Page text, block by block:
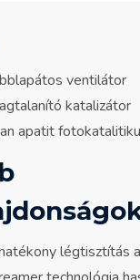
ventilátor
katalizátor
apatit
légtisztítás